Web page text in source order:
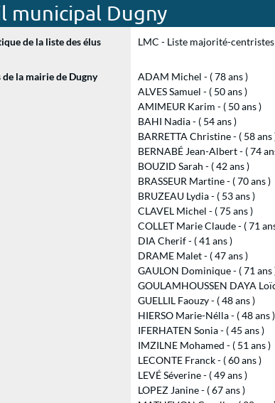
municipal Dugny
de la liste des élus LMC - Liste majorité-centristes
de la mairie de Dugny
ADAM Michel - ( 78 ans )
ALVES Samuel - ( 50 ans )
AMIMEUR Karim - ( 50 ans )
BAHI Nadia - ( 54 ans )
BARRETTA Christine - ( 58 ans
BERNABÉ Jean-Albert - ( 74
BOUZID Sarah - ( 42 ans )
BRASSEUR Martine - ( 70 ans )
BRUZEAU Lydia - ( 53 ans )
CLAVEL Michel - ( 75 ans )
COLLET Marie Claude - ( 71
DIA Cherif - ( 41 ans )
DRAME Malet - ( 47 ans )
GAULON Dominique - ( 71 ans
GOULAMHOUSSEN DAYA
GUELLIL Faouzy - ( 48 ans )
HIERSO Marie-Nélla - ( 48 ans )
IFERHATEN Sonia - ( 45 ans )
IMZILNE Mohamed - ( 51 ans )
LECONTE Franck - ( 60 ans )
LEVÉ Séverine - ( 49 ans )
LOPEZ Janine - ( 67 ans )